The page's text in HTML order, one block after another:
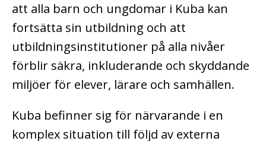
att alla barn och ungdomar i Kuba kan
fortsätta sin utbildning och att
utbildningsinstitutioner på alla nivåer
förblir säkra, inkluderande och skyddande
miljöer för elever, lärare och samhällen.
Kuba befinner sig för närvarande i en
komplex situation till följd av externa